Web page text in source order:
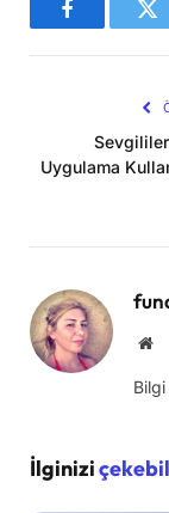
Facebook
Sevgililer
Uygulama
Bilgi
İlginizi